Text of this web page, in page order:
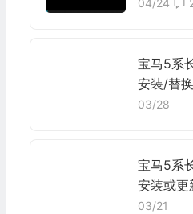
04/24
宝马5系
安装/替
工与复检
03/28
宝马5系
安装或更
开门器
03/21